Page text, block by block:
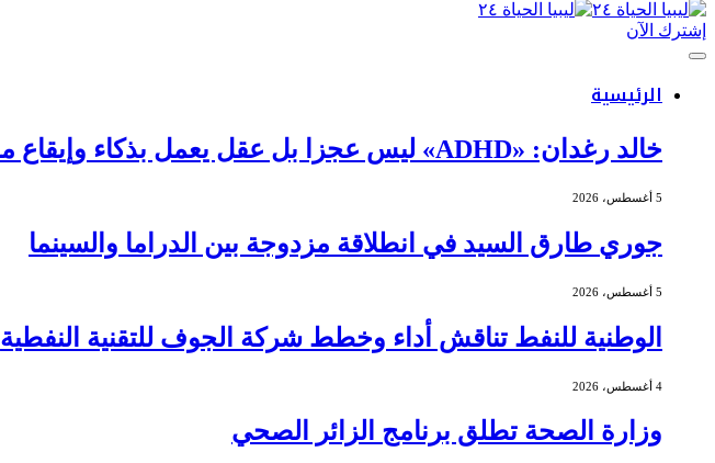
إشترك الآن
الرئيسية
خالد رغدان: «ADHD» ليس عجزا بل عقل يعمل بذكاء وإيقاع مختلف
5 أغسطس، 2026
جوري طارق السيد في انطلاقة مزدوجة بين الدراما والسينما
5 أغسطس، 2026
الوطنية للنفط تناقش أداء وخطط شركة الجوف للتقنية النفطية
4 أغسطس، 2026
وزارة الصحة تطلق برنامج الزائر الصحي